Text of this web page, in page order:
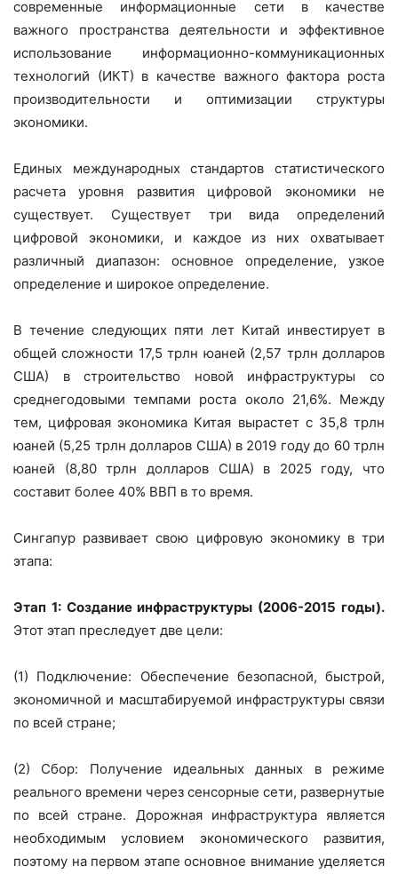
современные информационные сети в качестве
важного пространства деятельности и эффективное
использование информационно-коммуникационных
технологий (ИКТ) в качестве важного фактора роста
производительности и оптимизации структуры
экономики.
Единых международных стандартов статистического
расчета уровня развития цифровой экономики не
существует. Существует три вида определений
цифровой экономики, и каждое из них охватывает
различный диапазон: основное определение, узкое
определение и широкое определение.
В течение следующих пяти лет Китай инвестирует в
общей сложности 17,5 трлн юаней (2,57 трлн долларов
США) в строительство новой инфраструктуры со
среднегодовыми темпами роста около 21,6%. Между
тем, цифровая экономика Китая вырастет с 35,8 трлн
юаней (5,25 трлн долларов США) в 2019 году до 60 трлн
юаней (8,80 трлн долларов США) в 2025 году, что
составит более 40% ВВП в то время.
Сингапур развивает свою цифровую экономику в три
этапа:
Этап 1: Создание инфраструктуры (2006-2015 годы).
Этот этап преследует две цели:
(1) Подключение: Обеспечение безопасной, быстрой,
экономичной и масштабируемой инфраструктуры связи
по всей стране;
(2) Сбор: Получение идеальных данных в режиме
реального времени через сенсорные сети, развернутые
по всей стране. Дорожная инфраструктура является
необходимым условием экономического развития,
поэтому на первом этапе основное внимание уделяется